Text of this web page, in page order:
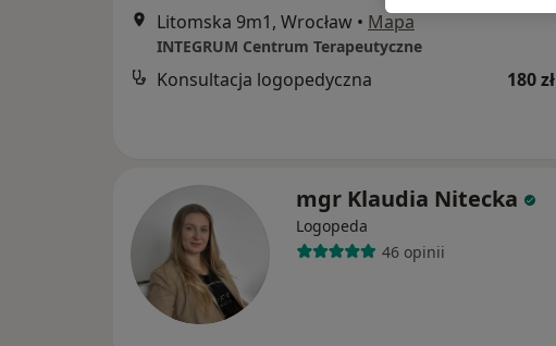
Litomska 9m1, Wrocław • Mapa
INTEGRUM Centrum Terapeutyczne
Konsultacja logopedyczna 180 zł
mgr Klaudia Nitecka
Logopeda
46 opinii